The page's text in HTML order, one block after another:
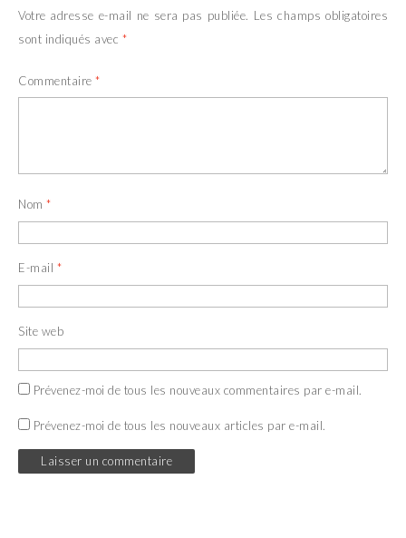
Votre adresse e-mail ne sera pas publiée. Les champs obligatoires
sont indiqués avec *
Commentaire *
Nom *
E-mail *
Site web
Prévenez-moi de tous les nouveaux commentaires par e-mail.
Prévenez-moi de tous les nouveaux articles par e-mail.